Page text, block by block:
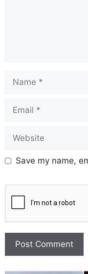
Save my name,